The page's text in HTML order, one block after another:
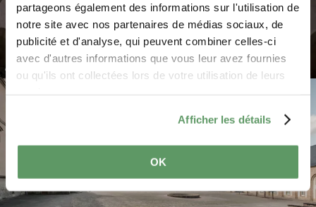
partageons également des informations sur l'utilisation de
notre site avec nos partenaires de médias sociaux, de
publicité et d'analyse, qui peuvent combiner celles-ci
avec d'autres informations que vous leur avez fournies
ou qu'ils ont collectées lors de votre utilisation de leurs
Afficher les détails
OK
© Pancake! Photographie